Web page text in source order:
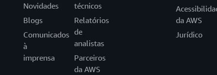
Novidades
Blogs
Comunicados
à
imprensa
técnicos
Relatórios
de
analistas
Parceiros
da AWS
da AWS
Jurídico